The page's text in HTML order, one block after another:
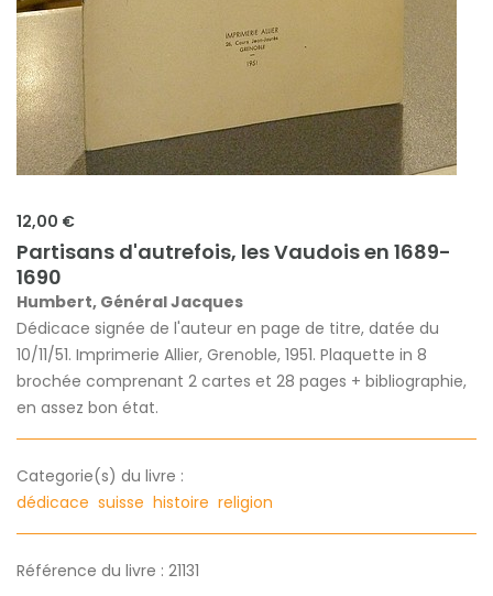
12,00 €
Partisans d'autrefois, les Vaudois en 1689-
1690
Humbert, Général Jacques
Dédicace signée de l'auteur en page de titre, datée du
10/11/51. Imprimerie Allier, Grenoble, 1951. Plaquette in 8
brochée comprenant 2 cartes et 28 pages + bibliographie,
en assez bon état.
Categorie(s) du livre :
dédicace suisse histoire religion
Référence du livre : 21131